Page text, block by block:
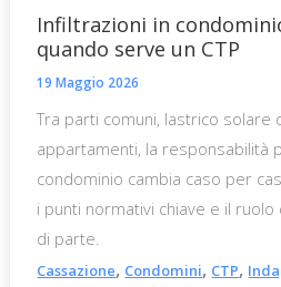
Infiltrazioni in
quando serve un CTP
19 Maggio 2026
Tra parti comuni, lastrico solare
appartamenti, la responsabilità
condominio cambia caso per
i punti normativi chiave e il
di parte.
Cassazione, Condomini, CTP,